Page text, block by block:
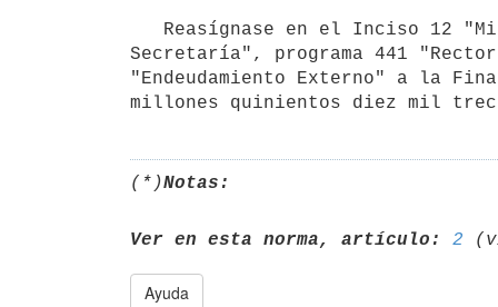
Secretaría", programa 441
"Endeudamiento Externo" a la
(*)Notas:
Ver en esta norma, artículo: 2
Ayuda